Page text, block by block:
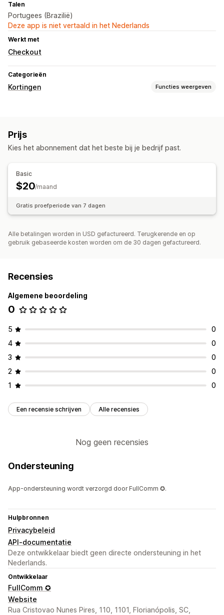
Talen
Portugees (Brazilië)
Deze app is niet vertaald in het Nederlands
Werkt met
Checkout
Categorieën
Kortingen Functies weergeven
Vaste prijzen
Forfaitaire kortingen
Percentagekortingen Bulkkortingen
Kortingen bij de checkout
Aangepaste kortingen
Kortingen beheren
Prijs
Kies het abonnement dat het beste bij je bedrijf past.
Basic
$20/maand
Gratis proefperiode van 7 dagen
Alle betalingen worden in USD gefactureerd. Terugkerende en op
gebruik gebaseerde kosten worden om de 30 dagen gefactureerd.
Recensies
Algemene beoordeling
0
5
0
4
0
3
0
2
0
1
0
Een recensie schrijven Alle recensies
Nog geen recensies
Ondersteuning
App-ondersteuning wordt verzorgd door FullComm ✪.
Hulpbronnen
Privacybeleid
API-documentatie
Deze ontwikkelaar biedt geen directe ondersteuning in het
Nederlands.
Ontwikkelaar
FullComm ✪
Website
Rua Cristovao Nunes Pires, 110, 1101, Florianópolis, SC,